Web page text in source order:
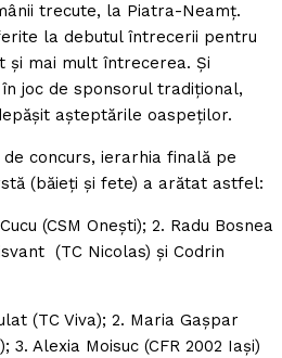
trecute, la Piatra-Neamţ.
la debutul întrecerii pentru
şi mai mult întrecerea. Şi
joc de sponsorul tradiţional,
aşteptările oaspeţilor.
concurs, ierarhia finală pe
(băieţi şi fete) a arătat astfel:
(CSM Oneşti); 2. Radu Bosnea
(TC Nicolas) şi Codrin
(TC Viva); 2. Maria Gaşpar
3. Alexia Moisuc (CFR 2002 Iaşi)